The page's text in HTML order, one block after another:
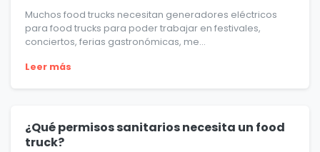
Muchos food trucks necesitan generadores eléctricos
para food trucks para poder trabajar en festivales,
conciertos, ferias gastronómicas, me...
Leer más
¿Qué permisos sanitarios necesita un food
truck?